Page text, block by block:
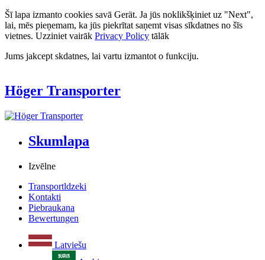
Šī lapa izmanto cookies savā Gerät. Ja jūs noklikšķiniet uz "Next",
lai, mēs pieņemam, ka jūs piekrītat saņemt visas sīkdatnes no šīs
vietnes. Uzziniet vairāk Privacy Policy tālāk
Jums jakcept skdatnes, lai vartu izmantot o funkciju.
Höger Transporter
Skumlapa
Izvēlne
Transportldzeki
Kontakti
Piebraukana
Bewertungen
Latviešu